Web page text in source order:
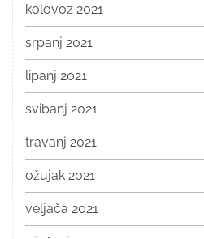
kolovoz 2021
srpanj 2021
lipanj 2021
svibanj 2021
travanj 2021
ožujak 2021
veljača 2021